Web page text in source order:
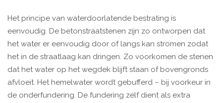
Het principe van waterdoorlatende bestrating is
eenvoudig. De betonstraatstenen zijn zo ontworpen dat
het water er eenvoudig door of langs kan stromen zodat
het in de straatlaag kan dringen. Zo voorkomen de stenen
dat het water op het wegdek blijft staan of bovengronds
afvloeit. Het hemelwater wordt gebufferd – bij voorkeur in
de onderfundering. De fundering zelf dient als extra